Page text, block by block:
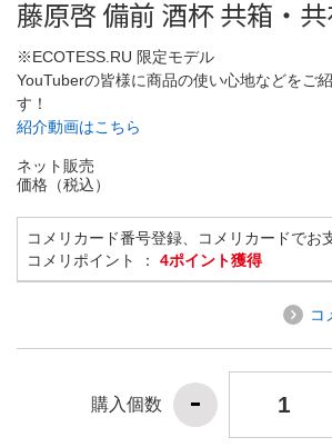
藤原啓 備前 酒杯 共箱・
※ECOTESS.RU 限定モデル
YouTuberの皆様に商品の使い心地などをご
す！
紹介動画はこちら
ネット販売
価格（税込）
コメリカード番号登録、コメリカードでお
コメリポイント ： 4ポイント獲得
コ
購入個数